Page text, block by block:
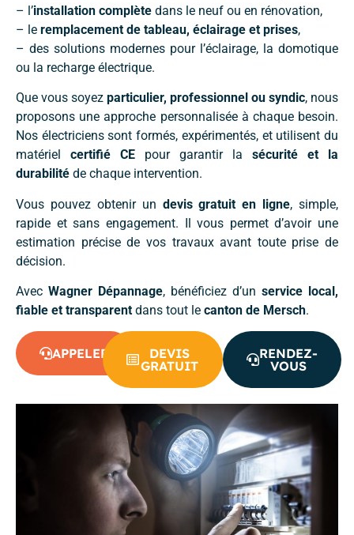
– l’installation complète dans le neuf ou en rénovation,
– le remplacement de tableau, éclairage et prises,
– des solutions modernes pour l’éclairage, la domotique
ou la recharge électrique.
Que vous soyez particulier, professionnel ou syndic, nous
proposons une approche personnalisée à chaque besoin.
Nos électriciens sont formés, expérimentés, et utilisent du
matériel certifié CE pour garantir la sécurité et la
durabilité de chaque intervention.
Vous pouvez obtenir un devis gratuit en ligne, simple,
rapide et sans engagement. Il vous permet d’avoir une
estimation précise de vos travaux avant toute prise de
décision.
Avec Wagner Dépannage, bénéficiez d’un service local,
fiable et transparent dans tout le canton de Mersch.
APPELER
DEVIS
GRATUIT
RENDEZ-
VOUS